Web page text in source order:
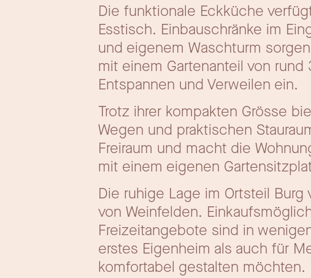
Die funktionale Eckküche
Esstisch. Einbauschränke im
und eigenem Waschturm
mit einem Gartenanteil von
Entspannen und Verweilen ein.
Trotz ihrer kompakten Grösse
Wegen und praktischen
Freiraum und macht die
mit einem eigenen
Die ruhige Lage im Ortsteil
von Weinfelden.
Freizeitangebote sind in
erstes Eigenheim als auch für
komfortabel gestalten möchten.